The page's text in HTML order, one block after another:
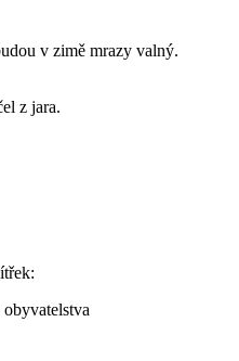
v zimě mrazy valný.
z jara.